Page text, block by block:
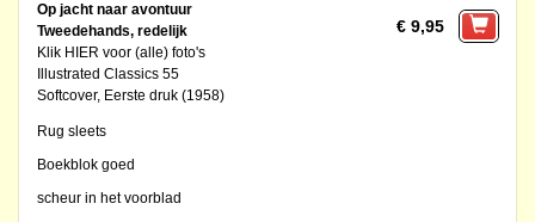
Op jacht naar avontuur
Tweedehands, redelijk
Klik HIER voor (alle) foto's
Illustrated Classics 55
Softcover, Eerste druk (1958)
Rug sleets
Boekblok goed
scheur in het voorblad
€ 9,95